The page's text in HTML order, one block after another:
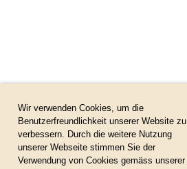
Wir verwenden Cookies, um die
Benutzerfreundlichkeit unserer Website zu
verbessern. Durch die weitere Nutzung
unserer Webseite stimmen Sie der
Verwendung von Cookies gemäss unserer